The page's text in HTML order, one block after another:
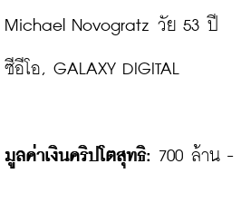
Michael Novogratz วัย 53 ปี
ซีอีโอ, GALAXY DIGITAL
มูลค่าเงินคริปโตสุทธิ: 700 ล้าน -